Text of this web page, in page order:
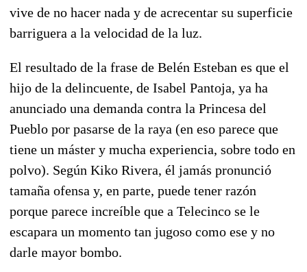
vive de no hacer nada y de acrecentar su superficie
barriguera a la velocidad de la luz.
El resultado de la frase de Belén Esteban es que el
hijo de la delincuente, de Isabel Pantoja, ya ha
anunciado una demanda contra la Princesa del
Pueblo por pasarse de la raya (en eso parece que
tiene un máster y mucha experiencia, sobre todo en
polvo). Según Kiko Rivera, él jamás pronunció
tamaña ofensa y, en parte, puede tener razón
porque parece increíble que a Telecinco se le
escapara un momento tan jugoso como ese y no
darle mayor bombo.